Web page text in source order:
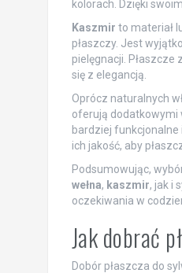
kolorach. Dzięki
Kaszmir to materiał
płaszczy. Jest
pielęgnacji.
się z elegancją.
Oprócz naturalnych
oferują dodatkowymi
bardziej funkcjonalne
ich jakość, aby
Podsumowując,
wełna, kaszmir, jak i
oczekiwania w
Jak dobrać
Dobór płaszcza do